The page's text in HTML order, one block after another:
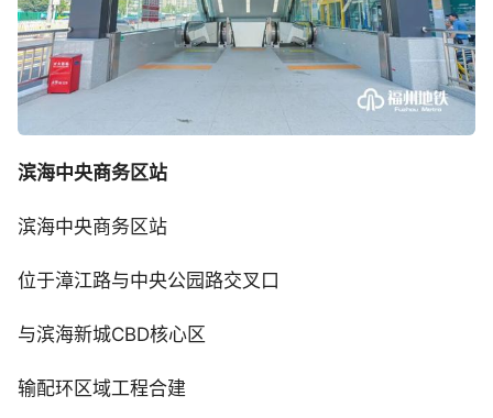
滨海中央商务区站
滨海中央商务区站
位于漳江路与中央公园路交叉口
与滨海新城CBD核心区
输配环区域工程合建